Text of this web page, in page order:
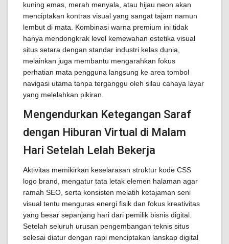
kuning emas, merah menyala, atau hijau neon akan
menciptakan kontras visual yang sangat tajam namun
lembut di mata. Kombinasi warna premium ini tidak
hanya mendongkrak level kemewahan estetika visual
situs setara dengan standar industri kelas dunia,
melainkan juga membantu mengarahkan fokus
perhatian mata pengguna langsung ke area tombol
navigasi utama tanpa terganggu oleh silau cahaya layar
yang melelahkan pikiran.
Mengendurkan Ketegangan Saraf
dengan Hiburan Virtual di Malam
Hari Setelah Lelah Bekerja
Aktivitas memikirkan keselarasan struktur kode CSS
logo brand, mengatur tata letak elemen halaman agar
ramah SEO, serta konsisten melatih ketajaman seni
visual tentu menguras energi fisik dan fokus kreativitas
yang besar sepanjang hari dari pemilik bisnis digital.
Setelah seluruh urusan pengembangan teknis situs
selesai diatur dengan rapi menciptakan lanskap digital